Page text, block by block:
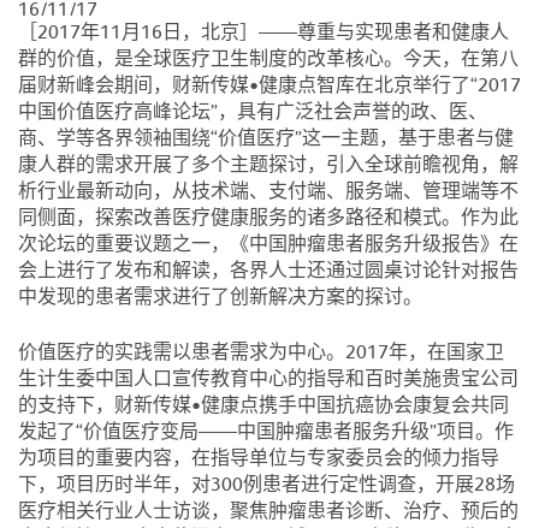
16/11/17
［2017年11月16日，北京］——尊重与实现患者和健康人
群的价值，是全球医疗卫生制度的改革核心。今天，在第八
届财新峰会期间，财新传媒•健康点智库在北京举行了“2017
中国价值医疗高峰论坛”，具有广泛社会声誉的政、医、
商、学等各界领袖围绕“价值医疗”这一主题，基于患者与健
康人群的需求开展了多个主题探讨，引入全球前瞻视角，解
析行业最新动向，从技术端、支付端、服务端、管理端等不
同侧面，探索改善医疗健康服务的诸多路径和模式。作为此
次论坛的重要议题之一，《中国肿瘤患者服务升级报告》在
会上进行了发布和解读，各界人士还通过圆桌讨论针对报告
中发现的患者需求进行了创新解决方案的探讨。
价值医疗的实践需以患者需求为中心。2017年，在国家卫
生计生委中国人口宣传教育中心的指导和百时美施贵宝公司
的支持下，财新传媒•健康点携手中国抗癌协会康复会共同
发起了“价值医疗变局——中国肿瘤患者服务升级”项目。作
为项目的重要内容，在指导单位与专家委员会的倾力指导
下，项目历时半年，对300例患者进行定性调查，开展28场
医疗相关行业人士访谈，聚焦肿瘤患者诊断、治疗、预后的